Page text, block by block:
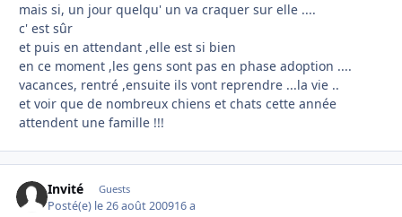
mais si, un jour quelqu' un va craquer sur elle ....
c' est sûr
et puis en attendant ,elle est si bien
en ce moment ,les gens sont pas en phase adoption ....
vacances, rentré ,ensuite ils vont reprendre ...la vie ..
et voir que de nombreux chiens et chats cette année
attendent une famille !!!
Invité Guests
Posté(e) le 26 août 200916 a